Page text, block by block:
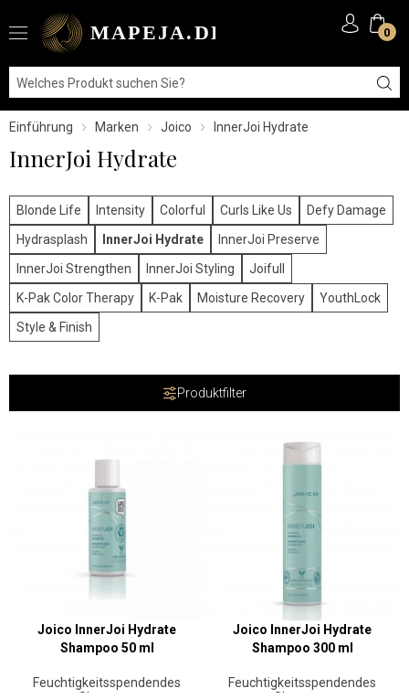
0
Einführung Marken Joico InnerJoi Hydrate
InnerJoi Hydrate
Blonde Life Intensity Colorful Curls Like Us
Defy Damage
Hydrasplash
InnerJoi Hydrate
InnerJoi Preserve
InnerJoi Strengthen
InnerJoi Styling
Joifull
K-Pak Color Therapy
K-Pak Moisture Recovery
YouthLock
Style & Finish
Produktfilter
Joico InnerJoi Hydrate
Shampoo 50 ml
Feuchtigkeitsspendendes
Joico InnerJoi Hydrate
Shampoo 300 ml
Feuchtigkeitsspendendes